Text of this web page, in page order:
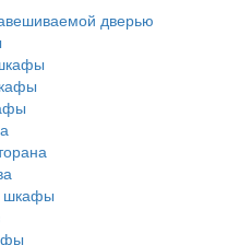
дверью
шкафы